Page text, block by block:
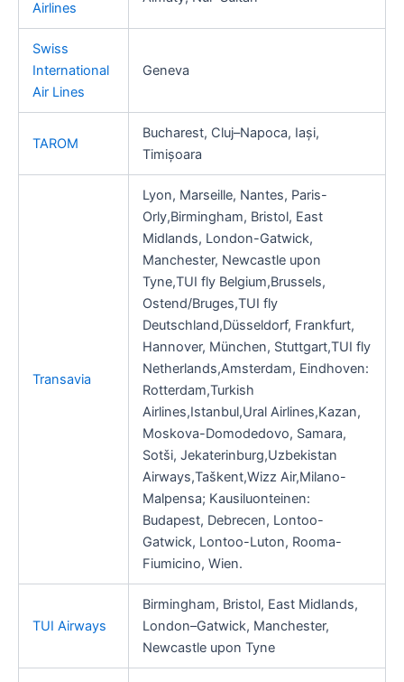
Airlines
Swiss
International
Air Lines
Geneva
TAROM
Bucharest, Cluj–Napoca, Iași,
Timișoara
Transavia
Lyon, Marseille, Nantes, Paris-
Orly,Birmingham, Bristol, East
Midlands, London-Gatwick,
Manchester, Newcastle upon
Tyne,TUI fly Belgium,Brussels,
Ostend/Bruges,TUI fly
Deutschland,Düsseldorf, Frankfurt,
Hannover, München, Stuttgart,TUI fly
Netherlands,Amsterdam, Eindhoven:
Rotterdam,Turkish
Airlines,Istanbul,Ural Airlines,Kazan,
Moskova-Domodedovo, Samara,
Sotši, Jekaterinburg,Uzbekistan
Airways,Taškent,Wizz Air,Milano-
Malpensa; Kausiluonteinen:
Budapest, Debrecen, Lontoo-
Gatwick, Lontoo-Luton, Rooma-
Fiumicino, Wien.
TUI Airways
Birmingham, Bristol, East Midlands,
London–Gatwick, Manchester,
Newcastle upon Tyne